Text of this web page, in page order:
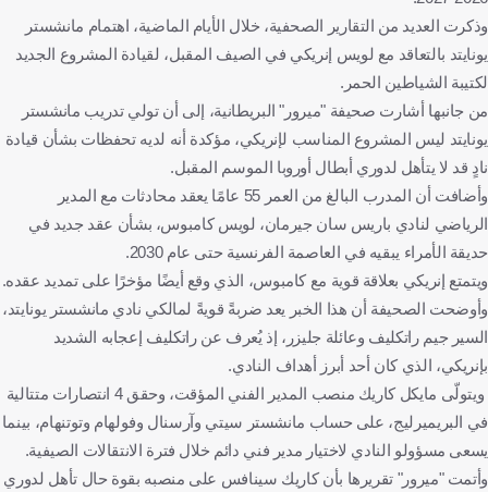
وذكرت العديد من التقارير الصحفية، خلال الأيام الماضية، اهتمام مانشستر
يونايتد بالتعاقد مع لويس إنريكي في الصيف المقبل، لقيادة المشروع الجديد
لكتيبة الشياطين الحمر.
من جانبها أشارت صحيفة "ميرور" البريطانية، إلى أن تولي تدريب مانشستر
يونايتد ليس المشروع المناسب لإنريكي، مؤكدة أنه لديه تحفظات بشأن قيادة
نادٍ قد لا يتأهل لدوري أبطال أوروبا الموسم المقبل.
وأضافت أن المدرب البالغ من العمر 55 عامًا يعقد محادثات مع المدير
الرياضي لنادي باريس سان جيرمان، لويس كامبوس، بشأن عقد جديد في
حديقة الأمراء يبقيه في العاصمة الفرنسية حتى عام 2030.
ويتمتع إنريكي بعلاقة قوية مع كامبوس، الذي وقع أيضًا مؤخرًا على تمديد عقده.
وأوضحت الصحيفة أن هذا الخبر يعد ضربةً قويةً لمالكي نادي مانشستر يونايتد،
السير جيم راتكليف وعائلة جليزر، إذ يُعرف عن راتكليف إعجابه الشديد
بإنريكي، الذي كان أحد أبرز أهداف النادي.
ويتولّى مايكل كاريك منصب المدير الفني المؤقت، وحقق 4 انتصارات متتالية
في البريميرليج، على حساب مانشستر سيتي وآرسنال وفولهام وتوتنهام، بينما
يسعى مسؤولو النادي لاختيار مدير فني دائم خلال فترة الانتقالات الصيفية.
وأتمت "ميرور" تقريرها بأن كاريك سينافس على منصبه بقوة حال تأهل لدوري